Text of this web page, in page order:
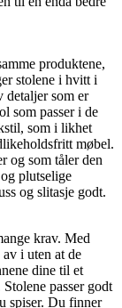
produktene,
stolene i hvitt i
detaljer som er
som passer i de
som i likhet
møbel.
og som tåler den
plutselige
og slitasje godt.
krav. Med
i uten at de
dine til et
passer godt
spiser. Du finner